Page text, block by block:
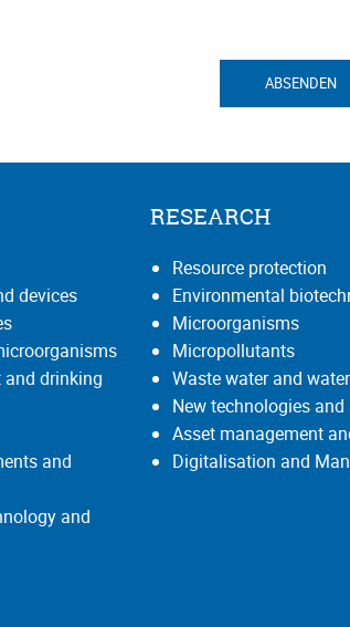
ABSENDEN
devices
and drinking
and
and
RESEARCH
Resource protection
Environmental
Microorganisms
Micropollutants
Waste water and
New technologies
Asset management
Digitalisation and